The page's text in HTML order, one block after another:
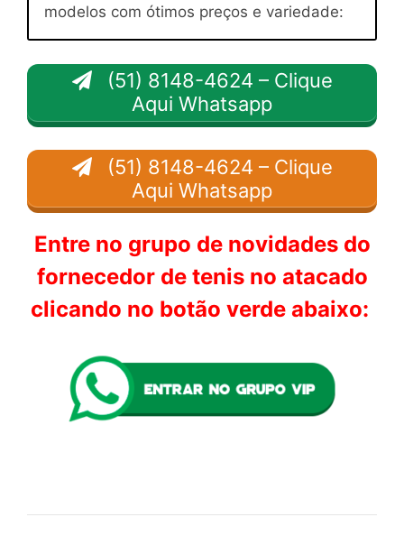
modelos com ótimos preços e variedade:
(51) 8148-4624 – Clique
Aqui Whatsapp
(51) 8148-4624 – Clique
Aqui Whatsapp
Entre no grupo de novidades do
fornecedor de tenis no atacado
clicando no botão verde abaixo: